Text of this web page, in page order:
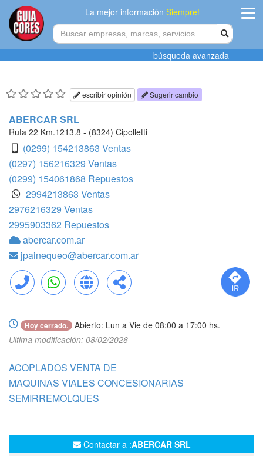
La mejor informaciónSiempre!
Agregar
búsqueda avanzada
escribir opinión Sugerir cambio
ABERCAR SRL
Ruta 22 Km.1213.8 - (8324) Cipolletti
(0299) 154213863 Ventas
(0297) 156216329 Ventas
(0299) 154061868 Repuestos
2994213863 Ventas
2976216329 Ventas
2995903362 Repuestos
abercar.com.ar
jpainequeo@abercar.com.ar
Llamar WhatsApp Web Compartir
Hoy cerrado.
Abierto: Lun a Vie de 08:00 a 17:00 hs.
Ultima modificación: 08/02/2026
ACOPLADOS VENTA DE
MAQUINAS VIALES CONCESIONARIAS
SEMIRREMOLQUES
Contactar a :ABERCAR SRL